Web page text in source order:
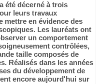
été décerné à trois
leurs travaux
mettre en évidence des
Les lauréats ont
un comportement
contrôlées,
taille composés de
Réalisés dans les années
du développement de
encore aujourd'hui sur